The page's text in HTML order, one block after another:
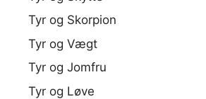
Tyr og Skorpion
Tyr og Vægt
Tyr og Jomfru
Tyr og Løve